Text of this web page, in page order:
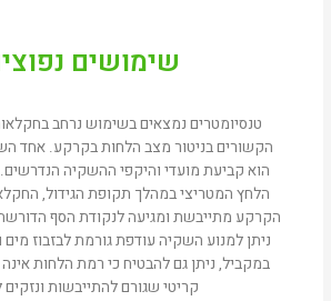
שימושים
טנסיומטרים נמצאים בשימוש נרחב
הקשורים בניטור מצב הלחות בקרקע. אחד
הוא קביעת מועדי והיקפי ההשקיה הנדרשים.
הלחץ המטריצי במהלך תקופת הגידול,
הקרקע מתייבשת ומגיעה לנקודת הסף
ניתן למנוע השקיה עודפת גורמת לבזבוז מים
במקביל, ניתן גם להבטיח כי רמת הלחות
קריטי שגורם להתייבשות ונזקים